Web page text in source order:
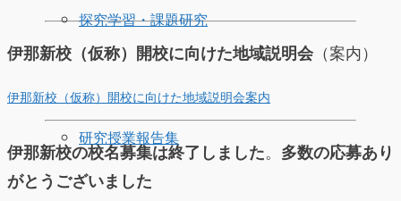
探究学習・課題研究
研究授業報告集
伊那新校（仮称）開校に向けた地域説明会（案内）
伊那新校（仮称）開校に向けた地域説明会案内
伊那新校の校名募集は終了しました。 多数の応募あり
がとうございました